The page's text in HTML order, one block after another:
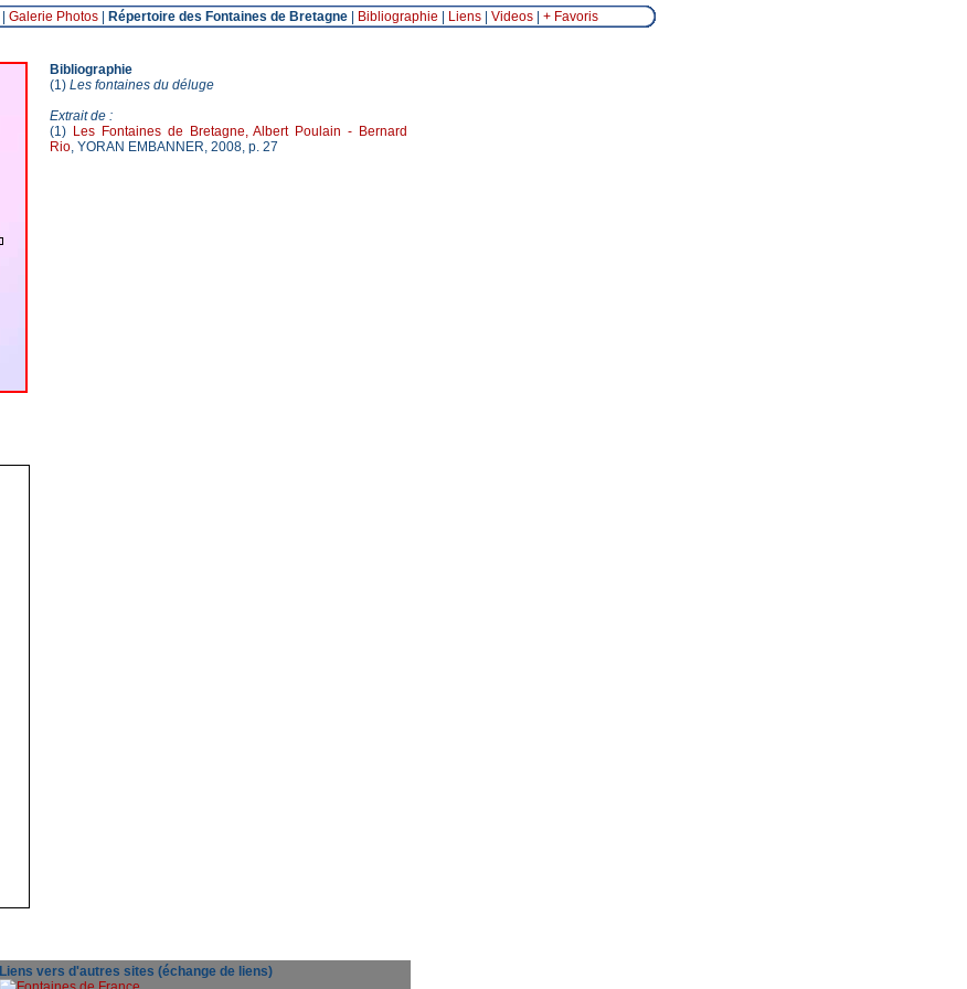
Galerie Photos| Répertoire des Fontaines de Bretagne| Bibliographie Liens| Videos| + Favoris
Bibliographie
(1) Les fontaines du déluge
Extrait de :
(1) Les Fontaines de Bretagne, Albert Poulain - Bernard
Rio, YORAN EMBANNER, 2008, p. 27
Liens vers d'autres sites (échange de liens)